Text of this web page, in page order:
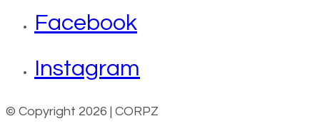
Facebook
Instagram
© Copyright 2026 | CORPZ